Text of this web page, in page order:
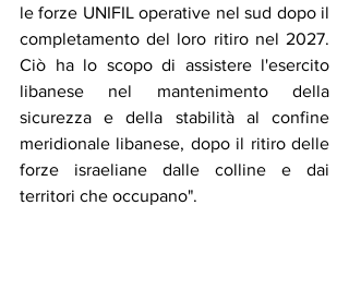
le forze UNIFIL operative nel sud dopo il
completamento del loro ritiro nel 2027.
Ciò ha lo scopo di assistere l'esercito
libanese nel mantenimento della
sicurezza e della stabilità al confine
meridionale libanese, dopo il ritiro delle
forze israeliane dalle colline e dai
territori che occupano".